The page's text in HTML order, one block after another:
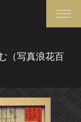
さらに詳細検索
（写真浪花百